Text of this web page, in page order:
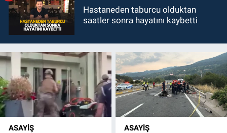
Hastaneden taburcu olduktan
saatler sonra hayatını kaybetti
ASAYİŞ ASAYİŞ